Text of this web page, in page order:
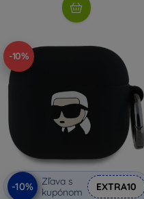
-10%
-10%
Zľava s
kupónom
EXTRA10